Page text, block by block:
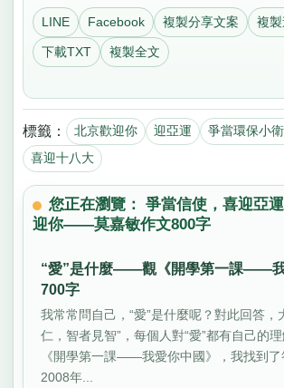
LINE Facebook 複製分享文案 複
下載TXT 複製全文
標籤： 北京歡迎你 迎亞運 爭當環保小
喜迎十八大
您正在瀏覽： 爭當信使，喜迎亞
迎你——莫嘉敏作文800字
“愛”是什麼——觀《開學第一課——我
700字
我常常問自己，“愛”是什麼呢？對此回答，
仁，智者見智”，每個人對“愛”都有自己的
《開學第一課——我愛你中國》，我找到
2008年...